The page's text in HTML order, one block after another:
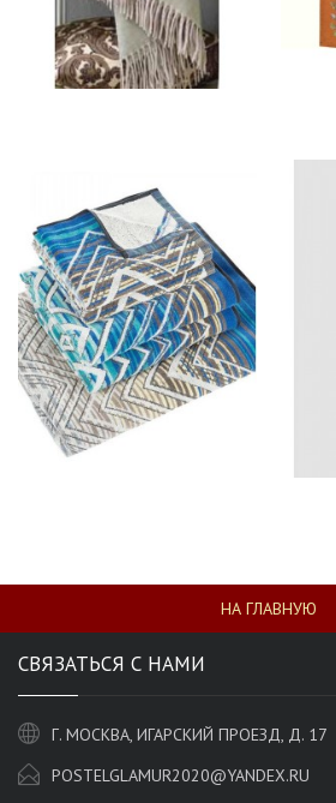
НА ГЛАВНУЮ
СВЯЗАТЬСЯ С НАМИ
Г. МОСКВА, ИГАРСКИЙ ПРОЕЗД, Д. 17
POSTELGLAMUR2020@YANDEX.RU